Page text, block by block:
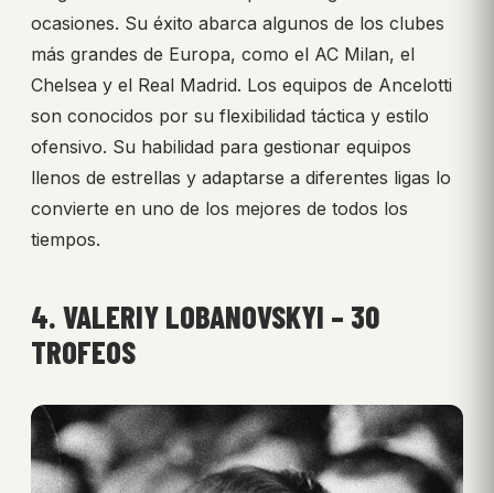
ocasiones. Su éxito abarca algunos de los clubes
más grandes de Europa, como el AC Milan, el
Chelsea y el Real Madrid. Los equipos de Ancelotti
son conocidos por su flexibilidad táctica y estilo
ofensivo. Su habilidad para gestionar equipos
llenos de estrellas y adaptarse a diferentes ligas lo
convierte en uno de los mejores de todos los
tiempos.
4. VALERIY LOBANOVSKYI – 30
TROFEOS